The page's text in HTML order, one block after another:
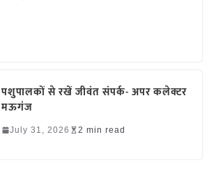
पशुपालकों से रखें जीवंत संपर्क- अपर कलेक्टर
मऊगंज
July 31, 2026 2 min read